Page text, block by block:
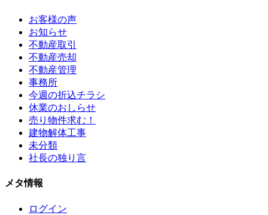
お客様の声
お知らせ
不動産取引
不動産売却
不動産管理
事務所
今週の折込チラシ
休業のおしらせ
売り物件求む！
建物解体工事
未分類
社長の独り言
メタ情報
ログイン